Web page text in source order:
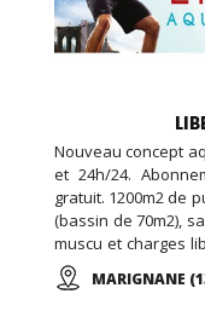
Nouveau concept
et 24h/24.
gratuit. 1200m2 de
(bassin de 70m2),
muscu et charges
salle de cross
de 100m2, espace
MARIGNANE